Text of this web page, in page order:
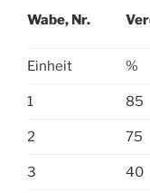
Wabe, Nr.
Einheit %
1 85
2 75
3 40